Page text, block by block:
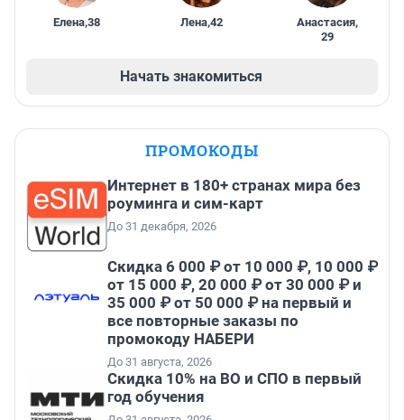
Елена,38 Лена,42 Анастасия,
29
Начать знакомиться
ПРОМОКОДЫ
Интернет в 180+ странах мира без
роуминга и сим-карт
До 31 декабря, 2026
Скидка 6 000 ₽ от 10 000 ₽, 10 000 ₽
от 15 000 ₽, 20 000 ₽ от 30 000 ₽ и
35 000 ₽ от 50 000 ₽ на первый и
все повторные заказы по
промокоду НАБЕРИ
До 31 августа, 2026
Скидка 10% на ВО и СПО в первый
год обучения